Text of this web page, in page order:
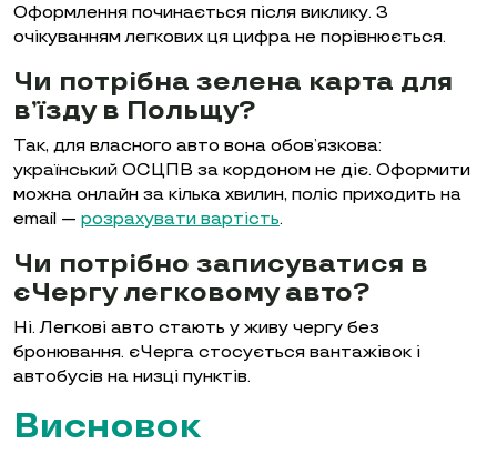
Оформлення починається після виклику. З
очікуванням легкових ця цифра не порівнюється.
Чи потрібна зелена карта для
в’їзду в Польщу?
Так, для власного авто вона обов’язкова:
український ОСЦПВ за кордоном не діє. Оформити
можна онлайн за кілька хвилин, поліс приходить на
email — розрахувати вартість.
Чи потрібно записуватися в
єЧергу легковому авто?
Ні. Легкові авто стають у живу чергу без
бронювання. єЧерга стосується вантажівок і
автобусів на низці пунктів.
Висновок